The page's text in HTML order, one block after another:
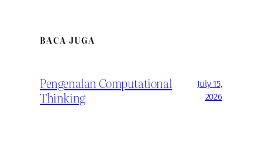
BACA JUGA
Pengenalan Computational
Thinking
July 15,
2026